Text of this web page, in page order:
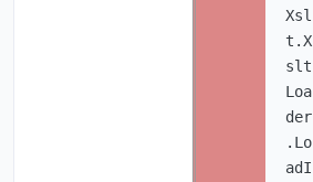
Xsl
t.X
slt
Loa
der
.Lo
adI